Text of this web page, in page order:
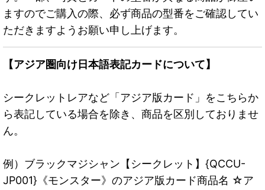
ますのでご購入の際、必ず商品の型番をご確認してい
ただきますようお願い申し上げます。
【アジア圏向け日本語表記カードについて】
シークレットレアなど「アジア版カード」をこちらか
ら表記している場合を除き、商品を区別しておりませ
ん。
例）ブラックマジシャン【シークレット】{QCCU-
JP001}《モンスター》のアジア版カード商品名 ☆ア